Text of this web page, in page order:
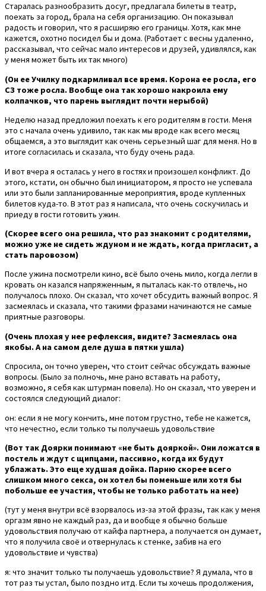
Старалась разнообразить досуг, предлагала билеты в театр,
поехать за город, брала на себя организацию. Он показывал
радость и говорил, что я расширяю его границы. Хотя, как мне
кажется, охотно посидел бы и дома. (Работает с весны удаленно,
рассказывал, что сейчас мало интересов и друзей, удивлялся, как
у меня может быть их так много)
(Он ее Училку подкармливал все время. Корона ее росла, его
СЗ тоже росла. Вообще она так хорошо накроила ему
колпачков, что парень выглядит почти нерыбой)
Неделю назад предложил поехать к его родителям в гости. Меня
это с начала очень удивило, так как мы вроде как всего месяц
общаемся, а это выглядит как очень серьезный шаг для меня. Но в
итоге согласилась и сказала, что буду очень рада.
И вот вчера я осталась у него в гостях и произошел конфликт. До
этого, кстати, он обычно был инициатором, я просто не успевала
или это были запланированные мероприятия, вроде купленных
билетов куда-то. В этот раз я написала, что очень соскучилась и
приеду в гости готовить ужин.
(Скорее всего она решила, что раз знакомит с родителями,
можно уже не сидеть ждуном и не ждать, когда пригласит, а
стать паровозом)
После ужина посмотрели кино, всё было очень мило, когда легли в
кровать он казался напряженным, я пыталась как-то отвлечь, но
получалось плохо. Он сказал, что хочет обсудить важный вопрос. Я
засмеялась и сказала, что такими фразами начинаются не самые
приятные разговоры.
(Очень плохая у нее рефлексия, видите? Засмеялась она
якобы. А на самом деле душа в пятки ушла)
Спросила, он точно уверен, что стоит сейчас обсуждать важные
вопросы. (Было за полночь, мне рано вставать на работу,
возможно, я себя как штурман повела). Но он сказал, что уверен и
состоялся следующий диалог:
он: если я не могу кончить, мне потом грустно, тебе не кажется,
что нечестно, если только ты получаешь удовольствие
(Вот так Доярки понимают «не быть дояркой». Они ложатся в
постель и ждут с щипцами, пассивно, когда их будут
ублажать. Это еще худшая дойка. Парню скорее всего
слишком много секса, он хотел бы поменьше или хотя бы
побольше ее участия, чтобы не только работать на нее)
(тут у меня внутри всё взорвалось из-за этой фразы, так как у меня
оргазм явно не каждый раз, да и вообще я обычно больше
удовольствия получаю от кайфа партнера, а получается он думает,
что я получила своё и отвернулась к стенке, забив на его
удовольствие и чувства)
я: что значит только ты получаешь удовольствие? Я думала, что в
тот раз ты устал, было поздно итд. Если ты хочешь продолжения,